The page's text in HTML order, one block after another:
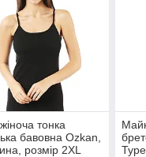
тонка
бавовна Ozkan,
розмір 2XL